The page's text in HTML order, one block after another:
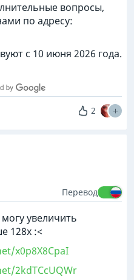
вопросы,
по адресу:
с 10 июня 2026 года.
2
Перевод
увеличить
128x :<
x0p8X8CpaI
2kdTCcUQWr